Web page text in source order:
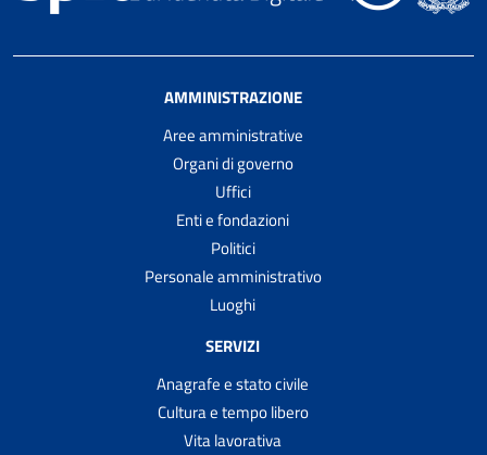
AMMINISTRAZIONE
Aree amministrative
Organi di governo
Uffici
Enti e fondazioni
Politici
Personale amministrativo
Luoghi
SERVIZI
Anagrafe e stato civile
Cultura e tempo libero
Vita lavorativa